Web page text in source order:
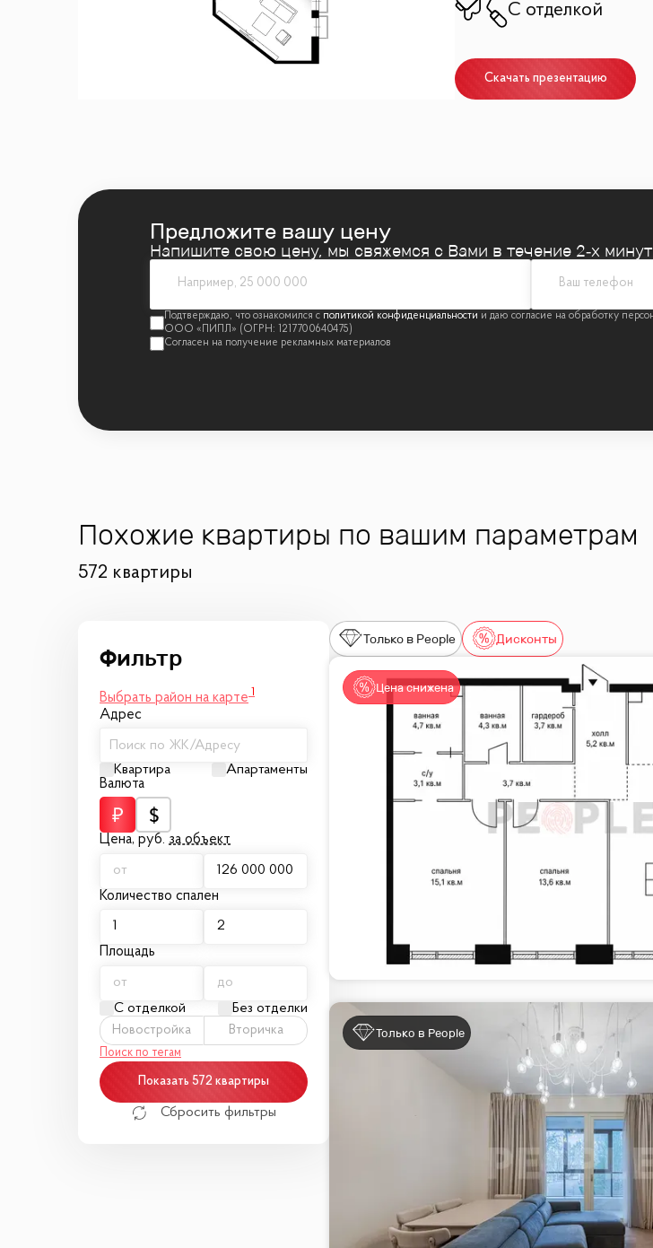
1 взрослый собственник.Свободная продажа.
Предусмотрено 1 м/место в подземном паркинге
С отделкой
Скачать презентацию
Предложите вашу цену
Напишите свою цену, мы свяжемся с Вами в течение 2‑х минут
политикой конфиденциальности
Похожие квартиры по вашим параметрам
572 квартиры
Выбрать район на карте
Адрес
Поиск по ЖК/Адресу
Квартира
Апартаменты
Валюта
Цена, руб. за объект
Количество спален
Площадь
С отделкой Без отделки
Новостройка Вторичка
Поиск по тегам
Показать 572 квартиры
Сбросить фильтры
Только в People Дисконты
Цена снижена
Только в People